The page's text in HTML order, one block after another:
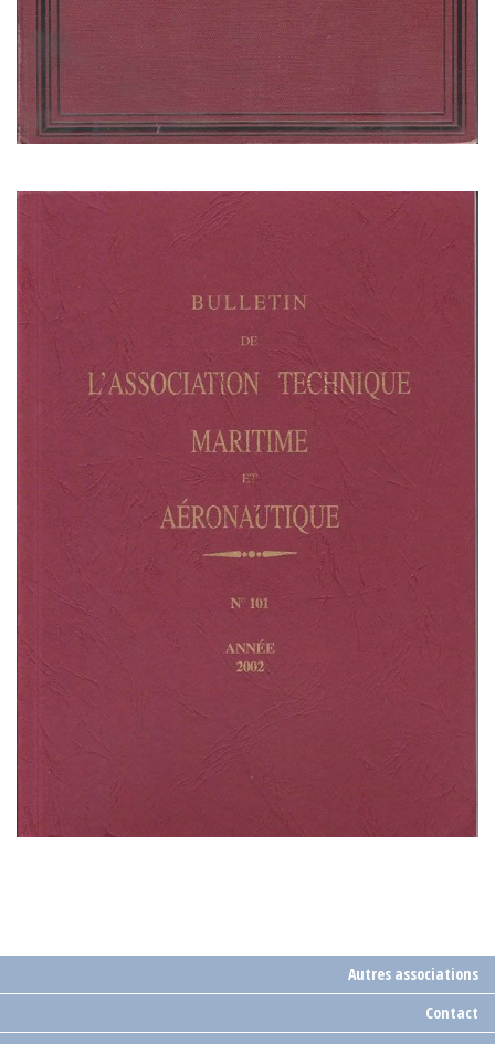
Autres associations
Contact